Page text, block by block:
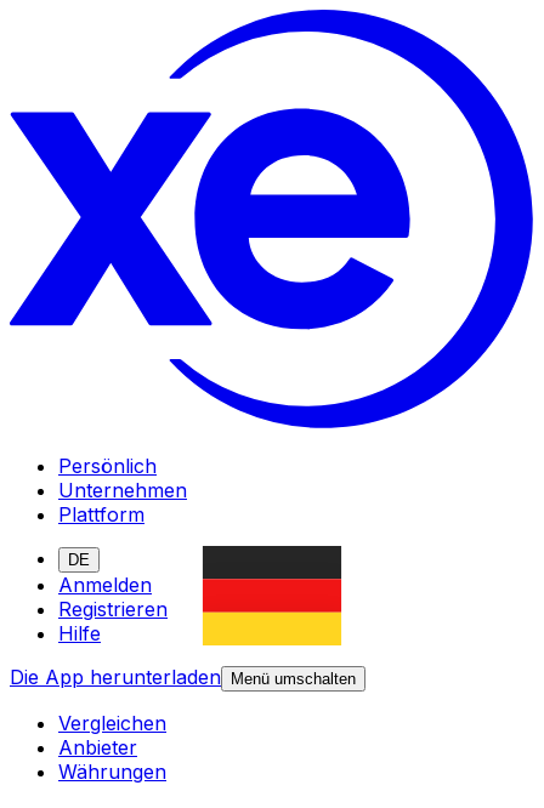
Persönlich
Unternehmen
Plattform
DE
Anmelden
Registrieren
Hilfe
Die App herunterladen
Menü umschalten
Vergleichen
Anbieter
Währungen